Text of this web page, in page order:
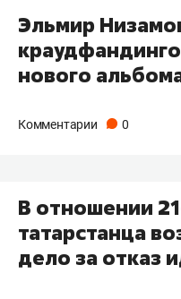
Эльмир
нового
Комментарии 0
В отношении
татарстанца
дело за отказ